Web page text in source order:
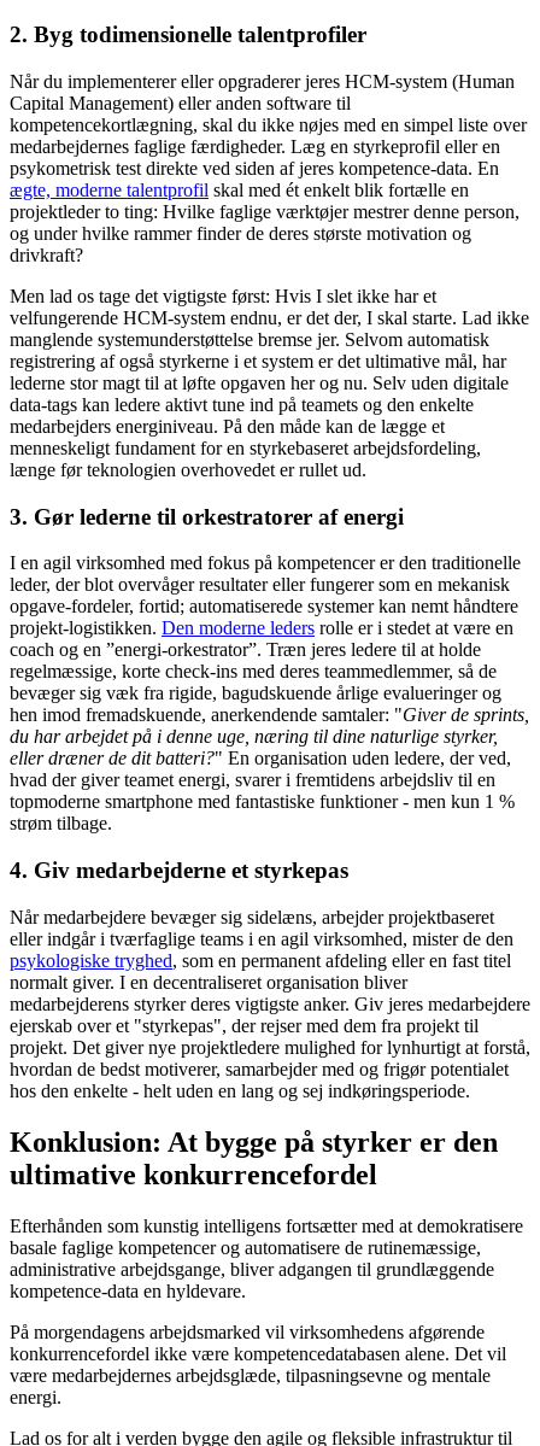
2. Byg todimensionelle talentprofiler
Når du implementerer eller opgraderer jeres HCM-system (Human
Capital Management) eller anden software til
kompetencekortlægning, skal du ikke nøjes med en simpel liste over
medarbejdernes faglige færdigheder. Læg en styrkeprofil eller en
psykometrisk test direkte ved siden af jeres kompetence-data. En
ægte, moderne talentprofil skal med ét enkelt blik fortælle en
projektleder to ting: Hvilke faglige værktøjer mestrer denne person,
og under hvilke rammer finder de deres største motivation og
drivkraft?
Men lad os tage det vigtigste først: Hvis I slet ikke har et
velfungerende HCM-system endnu, er det der, I skal starte. Lad ikke
manglende systemunderstøttelse bremse jer. Selvom automatisk
registrering af også styrkerne i et system er det ultimative mål, har
lederne stor magt til at løfte opgaven her og nu. Selv uden digitale
data-tags kan ledere aktivt tune ind på teamets og den enkelte
medarbejders energiniveau. På den måde kan de lægge et
menneskeligt fundament for en styrkebaseret arbejdsfordeling,
længe før teknologien overhovedet er rullet ud.
3. Gør lederne til orkestratorer af energi
I en agil virksomhed med fokus på kompetencer er den traditionelle
leder, der blot overvåger resultater eller fungerer som en mekanisk
opgave-fordeler, fortid; automatiserede systemer kan nemt håndtere
projekt-logistikken. Den moderne leders rolle er i stedet at være en
coach og en ”energi-orkestrator”. Træn jeres ledere til at holde
regelmæssige, korte check-ins med deres teammedlemmer, så de
bevæger sig væk fra rigide, bagudskuende årlige evalueringer og
hen imod fremadskuende, anerkendende samtaler: "Giver de sprints,
du har arbejdet på i denne uge, næring til dine naturlige styrker,
eller dræner de dit batteri?" En organisation uden ledere, der ved,
hvad der giver teamet energi, svarer i fremtidens arbejdsliv til en
topmoderne smartphone med fantastiske funktioner - men kun 1 %
strøm tilbage.
4. Giv medarbejderne et styrkepas
Når medarbejdere bevæger sig sidelæns, arbejder projektbaseret
eller indgår i tværfaglige teams i en agil virksomhed, mister de den
psykologiske tryghed, som en permanent afdeling eller en fast titel
normalt giver. I en decentraliseret organisation bliver
medarbejderens styrker deres vigtigste anker. Giv jeres medarbejdere
ejerskab over et "styrkepas", der rejser med dem fra projekt til
projekt. Det giver nye projektledere mulighed for lynhurtigt at forstå,
hvordan de bedst motiverer, samarbejder med og frigør potentialet
hos den enkelte - helt uden en lang og sej indkøringsperiode.
Konklusion: At bygge på styrker er den
ultimative konkurrencefordel
Efterhånden som kunstig intelligens fortsætter med at demokratisere
basale faglige kompetencer og automatisere de rutinemæssige,
administrative arbejdsgange, bliver adgangen til grundlæggende
kompetence-data en hyldevare.
På morgendagens arbejdsmarked vil virksomhedens afgørende
konkurrencefordel ikke være kompetencedatabasen alene. Det vil
være medarbejdernes arbejdsglæde, tilpasningsevne og mentale
energi.
Lad os for alt i verden bygge den agile og fleksible infrastruktur til